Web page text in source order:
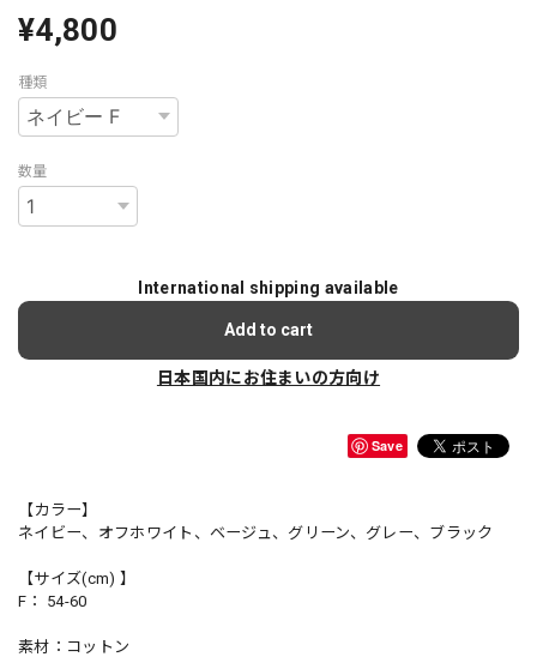
¥4,800
種類
数量
International shipping available
Add to cart
日本国内にお住まいの方向け
Save
【カラー】
ネイビー、オフホワイト、ベージュ、グリーン、グレー、ブラック
【サイズ(cm) 】
F： 54-60
素材：コットン